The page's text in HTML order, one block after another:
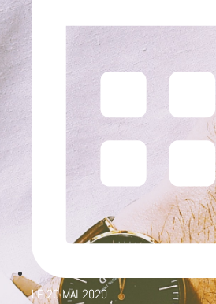
LE20 MAI 2020